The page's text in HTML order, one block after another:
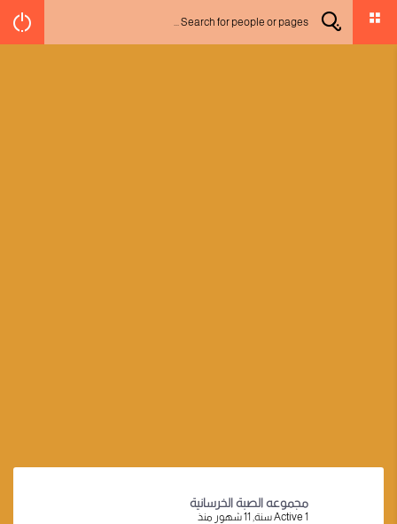
مجموعه الصبة الخرسانية
Active 1 سنة, 11 شهور منذ